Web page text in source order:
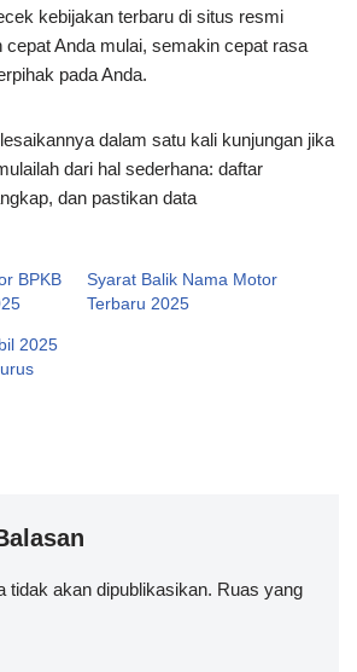
kebijakan terbaru di situs resmi
cepat Anda mulai, semakin cepat rasa
pada Anda.
dalam satu kali kunjungan jika
dari hal sederhana: daftar
dan pastikan data
BPKB
Syarat Balik Nama Motor
Terbaru 2025
2025
tidak akan dipublikasikan. Ruas yang